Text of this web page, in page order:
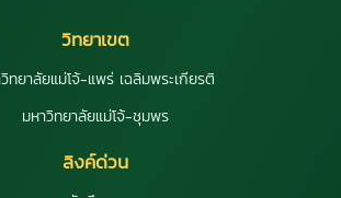
วิทยาเขต
ทยาลัยแม่โจ้-แพร่ เฉลิมพระเกียรติ
มหาวิทยาลัยแม่โจ้-ชุมพร
ลิงค์ด่วน